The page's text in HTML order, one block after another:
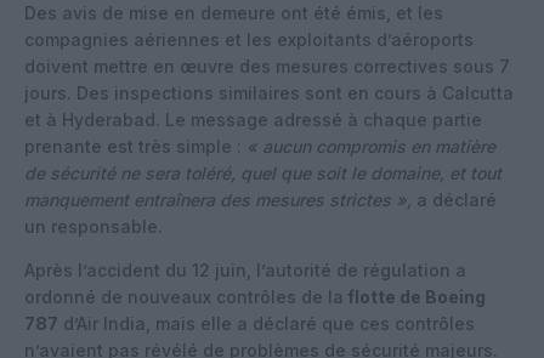
Des avis de mise en demeure ont été émis, et les
compagnies aériennes et les exploitants d’aéroports
doivent mettre en œuvre des mesures correctives sous 7
jours. Des inspections similaires sont en cours à Calcutta
et à Hyderabad. Le message adressé à chaque partie
prenante est très simple : « aucun compromis en matière
de sécurité ne sera toléré, quel que soit le domaine, et tout
manquement entraînera des mesures strictes », a déclaré
un responsable.
Après l’accident du 12 juin, l’autorité de régulation a
ordonné de nouveaux contrôles de la flotte de Boeing
787 d’Air India, mais elle a déclaré que ces contrôles
n’avaient pas révélé de problèmes de sécurité majeurs.